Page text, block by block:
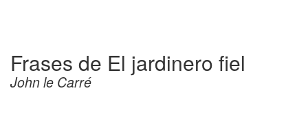
Frases de El jardinero fiel
John le Carré